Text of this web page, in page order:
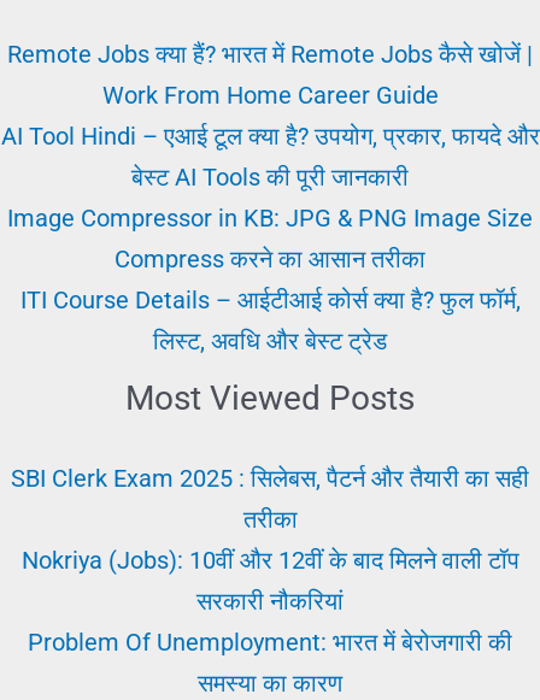
अंतर
गरीब
अमीर
Remote Jobs क्या हैं? भारत में Remote Jobs कैसे खोजें |
Work From Home Career Guide
AI Tool Hindi – एआई टूल क्या है? उपयोग, प्रकार, फायदे और
बेस्ट AI Tools की पूरी जानकारी
Image Compressor in KB: JPG & PNG Image Size
Compress करने का आसान तरीका
ITI Course Details – आईटीआई कोर्स क्या है? फुल फॉर्म,
लिस्ट, अवधि और बेस्ट ट्रेड
Most Viewed Posts
SBI Clerk Exam 2025 : सिलेबस, पैटर्न और तैयारी का सही
तरीका
Nokriya (Jobs): 10वीं और 12वीं के बाद मिलने वाली टॉप
सरकारी नौकरियां
Problem Of Unemployment: भारत में बेरोजगारी की
समस्या का कारण